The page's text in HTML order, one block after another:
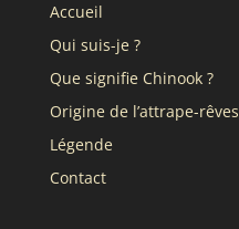
Accueil
Qui suis-je ?
Que signifie Chinook ?
Origine de l’attrape-rêves
Légende
Contact